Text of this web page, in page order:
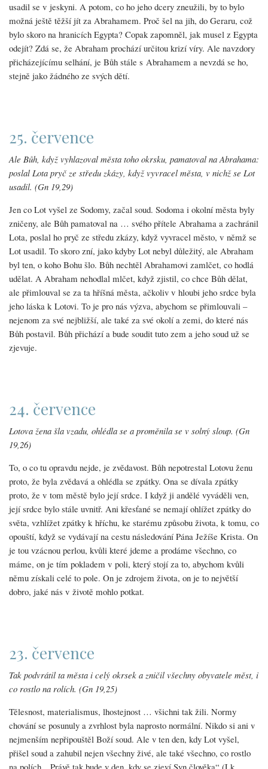
usadil se v jeskyni. A potom, co ho jeho dcery zneužili, by to bylo
možná ještě těžší jít za Abrahamem. Proč šel na jih, do Geraru, což
bylo skoro na hranicích Egypta? Copak zapomněl, jak musel z Egypta
odejít? Zdá se, že Abraham prochází určitou krizí víry. Ale navzdory
přicházejícímu selhání, je Bůh stále s Abrahamem a nevzdá se ho,
stejně jako žádného ze svých dětí.
25. července
Ale Bůh, když vyhlazoval města toho okrsku, pamatoval na Abrahama:
poslal Lota pryč ze středu zkázy, když vyvracel města, v nichž se Lot
usadil. (Gn 19,29)
Jen co Lot vyšel ze Sodomy, začal soud. Sodoma i okolní města byly
zničeny, ale Bůh pamatoval na … svého přítele Abrahama a zachránil
Lota, poslal ho pryč ze středu zkázy, když vyvracel město, v němž se
Lot usadil. To skoro zní, jako kdyby Lot nebyl důležitý, ale Abraham
byl ten, o koho Bohu šlo. Bůh nechtěl Abrahamovi zamlčet, co hodlá
udělat. A Abraham nehodlal mlčet, když zjistil, co chce Bůh dělat,
ale přimlouval se za ta hříšná města, ačkoliv v hloubi jeho srdce byla
jeho láska k Lotovi. To je pro nás výzva, abychom se přimlouvali –
nejenom za své nejbližší, ale také za své okolí a zemi, do které nás
Bůh postavil. Bůh přichází a bude soudit tuto zem a jeho soud už se
zjevuje.
24. července
Lotova žena šla vzadu, ohlédla se a proměnila se v solný sloup. (Gn
19,26)
To, o co tu opravdu nejde, je zvědavost. Bůh nepotrestal Lotovu ženu
proto, že byla zvědavá a ohlédla se zpátky. Ona se dívala zpátky
proto, že v tom městě bylo její srdce. I když ji andělé vyváděli ven,
její srdce bylo stále uvnitř. Ani křesťané se nemají ohlížet zpátky do
světa, vzhlížet zpátky k hříchu, ke starému způsobu života, k tomu, co
opouští, když se vydávají na cestu následování Pána Ježíše Krista. On
je tou vzácnou perlou, kvůli které jdeme a prodáme všechno, co
máme, on je tím pokladem v poli, který stojí za to, abychom kvůli
němu získali celé to pole. On je zdrojem života, on je to největší
dobro, jaké nás v životě mohlo potkat.
23. července
Tak podvrátil ta města i celý okrsek a zničil všechny obyvatele měst, i
co rostlo na rolích. (Gn 19,25)
Tělesnost, materialismus, lhostejnost … všichni tak žili. Normy
chování se posunuly a zvrhlost byla naprosto normální. Nikdo si ani v
nejmenším nepřipouštěl Boží soud. Ale v ten den, kdy Lot vyšel,
přišel soud a zahubil nejen všechny živé, ale také všechno, co rostlo
na polích. „Právě tak bude v den, kdy se zjeví Syn člověka“ (Lk